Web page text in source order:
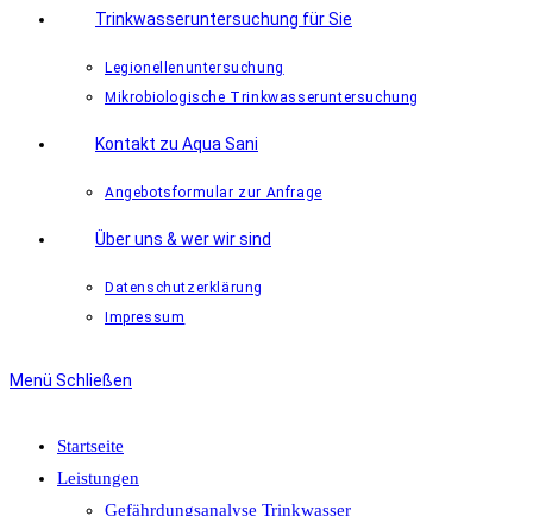
Trinkwasseruntersuchung für Sie
Legionellenuntersuchung
Mikrobiologische Trinkwasseruntersuchung
Kontakt zu Aqua Sani
Angebotsformular zur Anfrage
Über uns & wer wir sind
Datenschutzerklärung
Impressum
Menü Schließen
Startseite
Leistungen
Gefährdungsanalyse Trinkwasser